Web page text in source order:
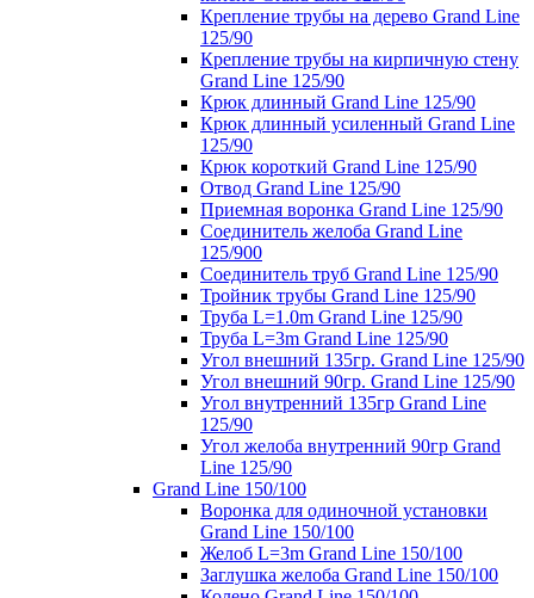
Крепление трубы на дерево Grand Line
125/90
Крепление трубы на кирпичную стену
Grand Line 125/90
Крюк длинный Grand Line 125/90
Крюк длинный усиленный Grand Line
125/90
Крюк короткий Grand Line 125/90
Отвод Grand Line 125/90
Приемная воронка Grand Line 125/90
Соединитель желоба Grand Line
125/900
Соединитель труб Grand Line 125/90
Тройник трубы Grand Line 125/90
Труба L=1.0m Grand Line 125/90
Труба L=3m Grand Line 125/90
Угол внешний 135гр. Grand Line 125/90
Угол внешний 90гр. Grand Line 125/90
Угол внутренний 135гр Grand Line
125/90
Угол желоба внутренний 90гр Grand
Line 125/90
Grand Line 150/100
Воронка для одиночной установки
Grand Line 150/100
Желоб L=3m Grand Line 150/100
Заглушка желоба Grand Line 150/100